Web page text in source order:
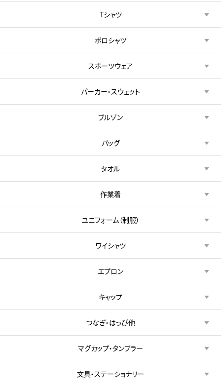
Tシャツ
ポロシャツ
スポーツウェア
パーカー・スウェット
ブルゾン
バッグ
タオル
作業着
ユニフォーム（制服）
ワイシャツ
エプロン
キャップ
つなぎ・はっぴ他
マグカップ・タンブラー
文具・ステーショナリー